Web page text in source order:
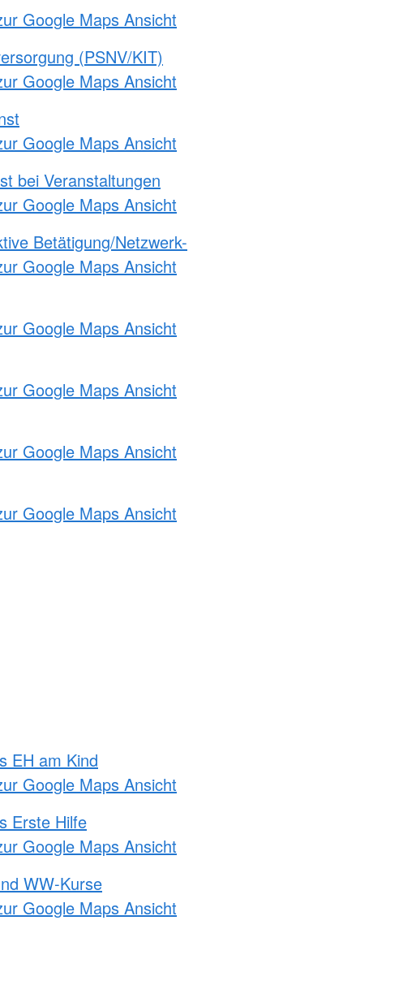
Google Maps Ansicht
(PSNV/KIT)
Google Maps Ansicht
Google Maps Ansicht
bei Veranstaltungen
Google Maps Ansicht
Betätigung/Netzwerk-
Google Maps Ansicht
Google Maps Ansicht
Google Maps Ansicht
Google Maps Ansicht
Google Maps Ansicht
EH am Kind
Google Maps Ansicht
Erste Hilfe
Google Maps Ansicht
WW-Kurse
Google Maps Ansicht